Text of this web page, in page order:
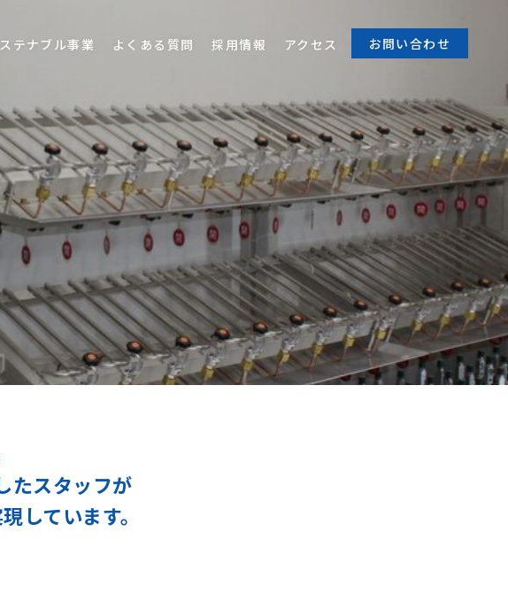
テナブル事業 よくある質問 採用情報 アクセス お問い合わせ
たスタッフが
しています。